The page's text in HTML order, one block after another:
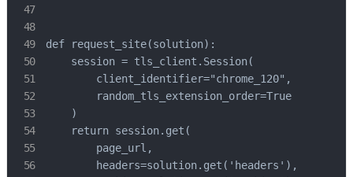
def request_site(solution):
    session = tls_client.Session(
        client_identifier="chrome_120",
        random_tls_extension_order=True
    )
    return session.get(
        page_url,
        headers=solution.get('headers'),